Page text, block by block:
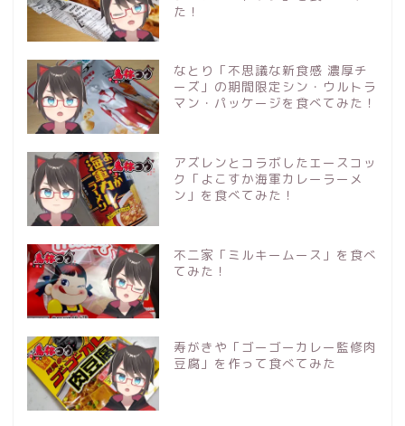
た！
なとり「不思議な新食感 濃厚チ
ーズ」の期間限定シン・ウルトラ
マン・パッケージを食べてみた！
アズレンとコラボしたエースコッ
ク「よこすか海軍カレーラーメ
ン」を食べてみた！
不二家「ミルキームース」を食べ
てみた！
寿がきや「ゴーゴーカレー監修肉
豆腐」を作って食べてみた